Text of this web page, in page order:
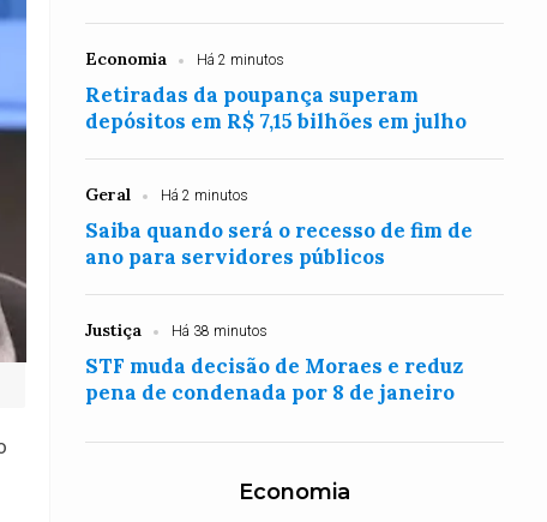
Economia Há 2 minutos
Retiradas da poupança superam
depósitos em R$ 7,15 bilhões em julho
Geral Há 2 minutos
Saiba quando será o recesso de fim de
ano para servidores públicos
Justiça Há 38 minutos
STF muda decisão de Moraes e reduz
pena de condenada por 8 de janeiro
Economia